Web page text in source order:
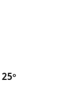
25º